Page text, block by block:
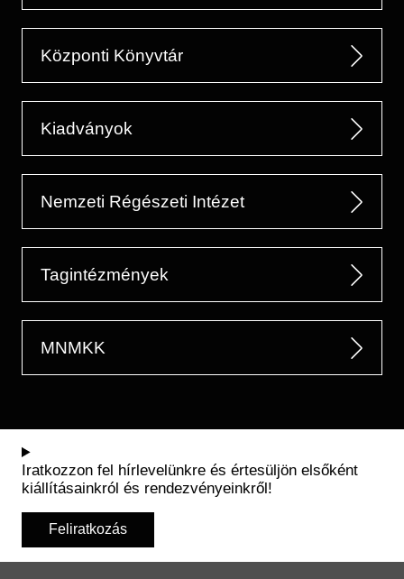
Központi Könyvtár
Kiadványok
Nemzeti Régészeti Intézet
Tagintézmények
MNMKK
Iratkozzon fel hírlevelünkre és értesüljön elsőként
kiállításainkról és rendezvényeinkről!
Feliratkozás